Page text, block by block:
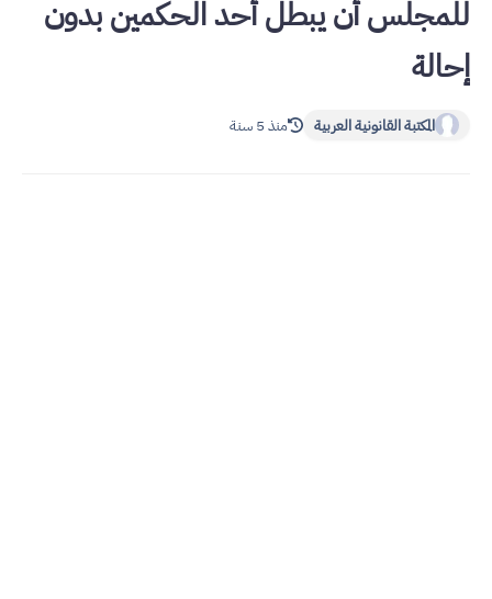
للمجلس أن يبطل أحد الحكمين بدون
إحالة
المكتبة القانونية العربية منذ 5 سنة